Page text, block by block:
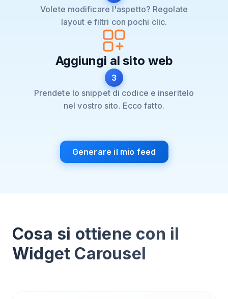
Volete modificare l'aspetto? Regolate
layout e filtri con pochi clic.
Aggiungi al sito web
3
Prendete lo snippet di codice e inseritelo
nel vostro sito. Ecco fatto.
Generare il mio feed
Cosa si ottiene con il
Widget Carousel